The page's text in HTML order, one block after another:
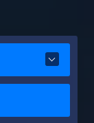
hee y la
que asisten